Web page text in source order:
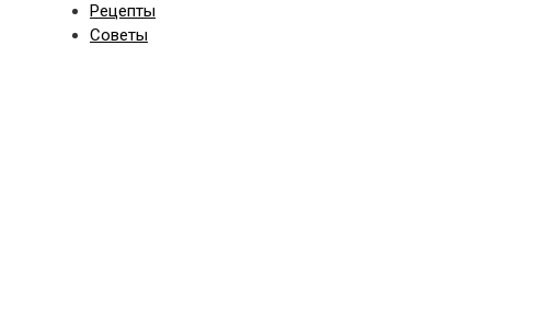
Рецепты
Советы